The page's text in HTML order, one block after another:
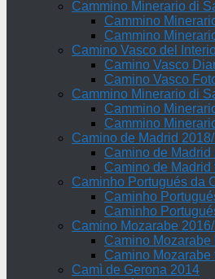
Cammino Minerario di
Cammino
Cammino
Camino Vasco del
Camino Vasco
Camino Vasco
Cammino Minerario di
Cammino
Cammino
Camino de Madrid
Camino de Madrid
Camino de Madrid
Caminho Portugués da
Caminho
Caminho
Camino Mozarabe
Camino Mozarabe
Camino Mozarabe
Camì de Gerona 2014